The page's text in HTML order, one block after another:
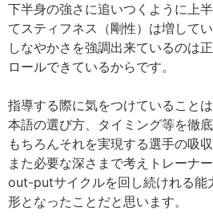
下半身の強さに追いつくように上
てスティフネス（剛性）は増して
しなやかさを強調出来ているのは
ロールできているからです。
指導する際に気をつけていること
本語の選び方、タイミング等を徹底
もちろんそれを実現する選手の吸
また必要な深さまで考えトレーナ
out-putサイクルを回し続けれる能
形となったことだと思います。